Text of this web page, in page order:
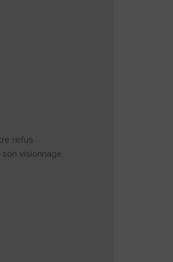
refus
visionnage,